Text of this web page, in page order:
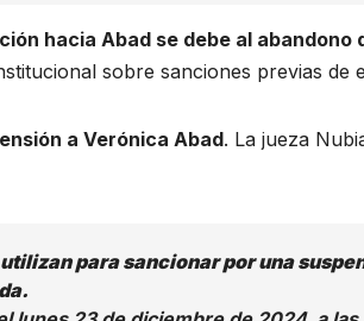
hacia Abad se debe al
sobre sanciones previas de
a Verónica Abad. La jueza
para sancionar por una